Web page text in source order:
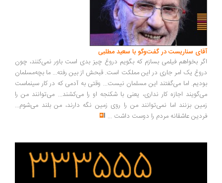
سناریست در گفت‌وگو با سعید مطلبی
بخواهم فیلمی بسازم که بگویم دروغ چیز بدی است باور نمی‌کنند، چون
یک امر جاری در این مملکت است. قبحش از بین رفته... ما بچه‌مسلمان
اما می‌گفتند این مسلمان نیست... وقتی به آدمی که در کار سینماست
اجازه کار نداری، یعنی با شکنجه او را می‌کشند... می‌توانند من را
بزنند اما نمی‌توانند من را روی زمین نگه دارند، من بلند می‌شوم...
عاشقانه مردم را دوست داشت ...